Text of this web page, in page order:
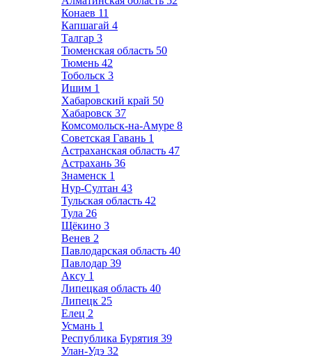
Конаев 11
Капшагай 4
Талгар 3
Тюменская область 50
Тюмень 42
Тобольск 3
Ишим 1
Хабаровский край 50
Хабаровск 37
Комсомольск-на-Амуре 8
Советская Гавань 1
Астраханская область 47
Астрахань 36
Знаменск 1
Нур-Султан 43
Тульская область 42
Тула 26
Щёкино 3
Венев 2
Павлодарская область 40
Павлодар 39
Аксу 1
Липецкая область 40
Липецк 25
Елец 2
Усмань 1
Республика Бурятия 39
Улан-Удэ 32